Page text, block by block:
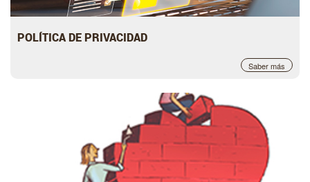
POLÍTICA DE PRIVACIDAD
Saber más